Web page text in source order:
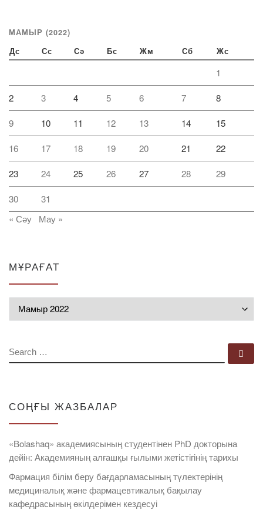
МАМЫР (2022)
Дс Сс Сә Бс Жм Сб Жс
1
2 3 4 5 6 7 8
9 10 11 12 13 14 15
16 17 18 19 20 21 22
23 24 25 26 27 28 29
30
31
« Сәу
Мау »
МҰРАҒАТ
SEARCH
СОҢҒЫ ЖАЗБАЛАР
«Bolashaq» академиясының студентінен PhD докторына
дейін: Академияның алғашқы ғылыми жетістігінің тарихы
Фармация білім беру бағдарламасының түлектерінің
медициналық және фармацевтикалық бақылау
кафедрасының өкілдерімен кездесуі